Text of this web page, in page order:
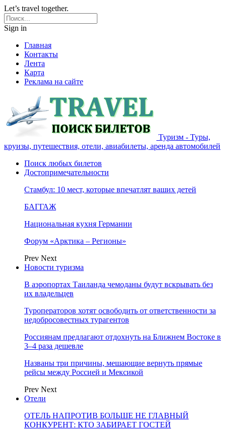
Let’s travel together.
Sign in
Главная
Контакты
Лента
Карта
Реклама на сайте
Туризм - Туры,
круизы, путешествия, отели, авиабилеты, аренда автомобилей
Поиск любых билетов
Достопримечательности
Стамбул: 10 мест, которые впечатлят ваших детей
БАГГАЖ
Национальная кухня Германии
Форум «Арктика – Регионы»
Prev Next
Новости туризма
В аэропортах Таиланда чемоданы будут вскрывать без
их владельцев
Туроператоров хотят освободить от ответственности за
недобросовестных турагентов
Россиянам предлагают отдохнуть на Ближнем Востоке в
3–4 раза дешевле
Названы три причины, мешающие вернуть прямые
рейсы между Россией и Мексикой
Prev Next
Отели
ОТЕЛЬ НАПРОТИВ БОЛЬШЕ НЕ ГЛАВНЫЙ
КОНКУРЕНТ: КТО ЗАБИРАЕТ ГОСТЕЙ